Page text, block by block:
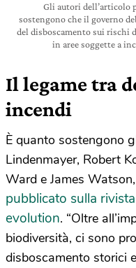
Gli autori dell’articolo
sostengono che il governo
del disboscamento sui rischi
in aree soggette a
Il legame tra
incendi
È quanto sostengono
Lindenmayer, Robert
Ward e James
pubblicato sulla
evolution. “Oltre
biodiversità, ci sono
disboscamento storici